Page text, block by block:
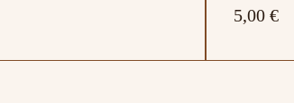
5,00 €